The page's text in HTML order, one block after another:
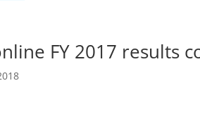
FY 2017 results